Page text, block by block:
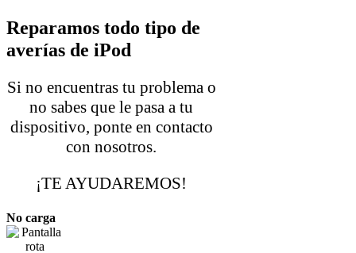
Reparamos todo tipo de
averías de iPod
Si no encuentras tu problema o
no sabes que le pasa a tu
dispositivo, ponte en contacto
con nosotros.
¡TE AYUDAREMOS!
No carga